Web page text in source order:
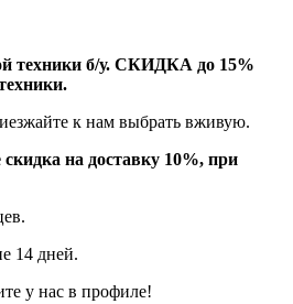
техники б/у. СКИДКА до 15%
к нам выбрать вживую.
на доставку 10%, при
14 днeй.
у нac в пpофилe!